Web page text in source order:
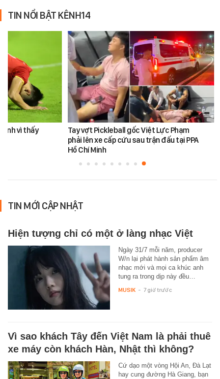
TIN NỔI BẬT KÊNH14
vì thấy
Tay vợt Pickleball gốc Việt Lực Phạm
phải lên xe cấp cứu sau trận đấu tại PPA
Hồ Chí Minh
TIN MỚI CẬP NHẬT
Hiện tượng chỉ có một ở làng nhạc Việt
Ngày 31/7 mỗi năm, producer
W/n lại phát hành sản phẩm âm
nhạc mới và mọi ca khúc anh
tung ra trong dịp này đều…
MUSIK - 7 giờ trước
Vì sao khách Tây đến Việt Nam là phải thuê
xe máy còn khách Hàn, Nhật thì không?
Cứ dạo một vòng Hội An, Đà Lạt
hay cung đường Hà Giang, bạn